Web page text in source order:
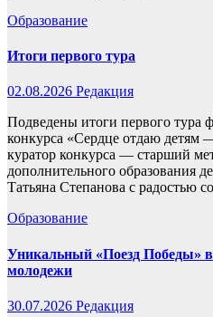
Образование
Итоги первого тура
02.08.2026 Редакция
Подведены итоги первого тура
конкурса «Сердце отдаю
куратор конкурса — старший
дополнительного образования
Татьяна Степанова с радостью
Образование
Уникальный «Поезд Победы»
молодежи
30.07.2026 Редакция